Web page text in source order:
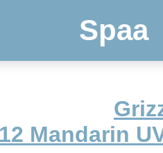
Spaa
Mandarin